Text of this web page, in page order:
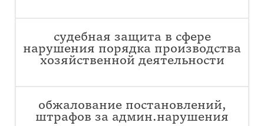
судебная защита в сфере
нарушения порядка производства
хозяйственной деятельности
обжалование постановлений,
штрафов за админ.нарушения